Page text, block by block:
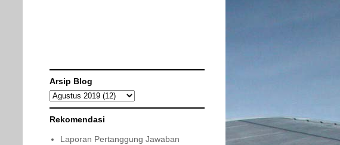
Arsip Blog
Rekomendasi
Laporan Pertanggung Jawaban